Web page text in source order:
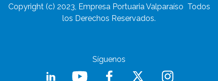
Copyright (c) 2023, Empresa Portuaria Valparaíso Todos
los Derechos Reservados.
Síguenos